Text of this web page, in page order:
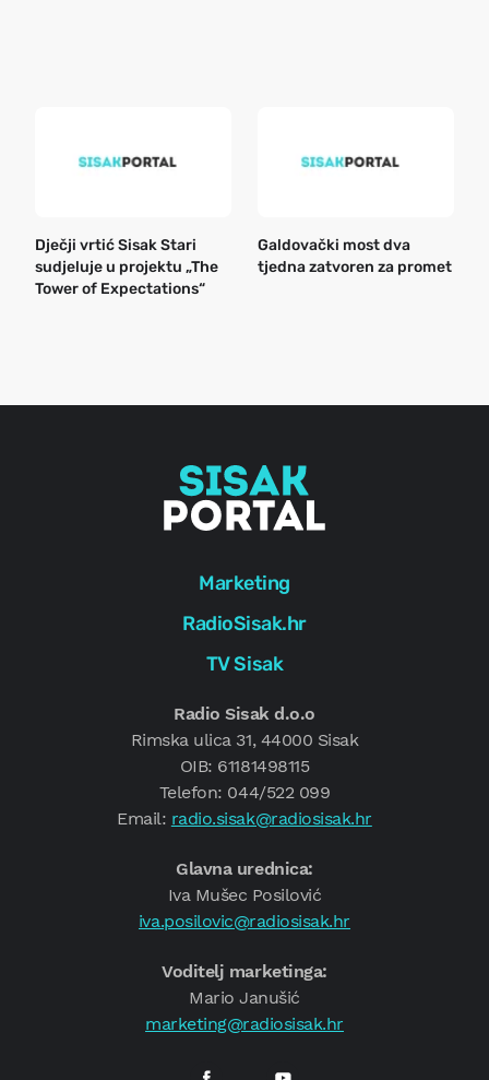
Dječji vrtić Sisak Stari
sudjeluje u projektu „The
Tower of Expectations“
Galdovački most dva
tjedna zatvoren za promet
Marketing
RadioSisak.hr
TV Sisak
Radio Sisak d.o.o
Rimska ulica 31, 44000 Sisak
OIB: 61181498115
Telefon: 044/522 099
Email: radio.sisak@radiosisak.hr
Glavna urednica:
Iva Mušec Posilović
iva.posilovic@radiosisak.hr
Voditelj marketinga:
Mario Janušić
marketing@radiosisak.hr